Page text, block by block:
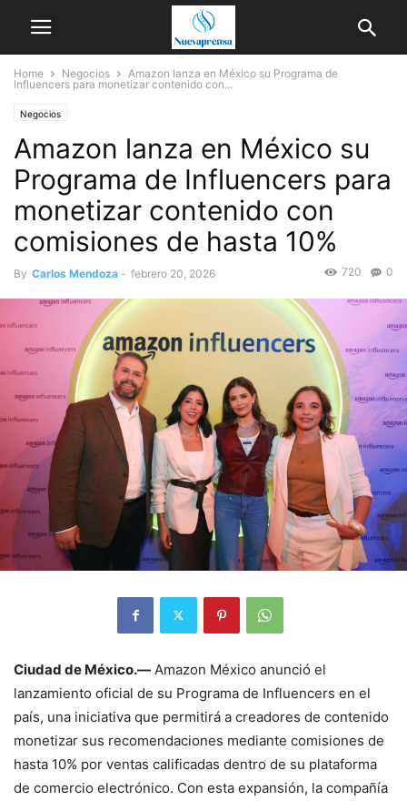
Home Negocios
Amazon lanza en México su Programa de
Influencers para monetizar contenido con...
Negocios
Amazon lanza en México su
Programa de Influencers para
monetizar contenido con
comisiones de hasta 10%
By Carlos Mendoza - febrero 20, 2026 0
720
Ciudad de México.— Amazon México anunció el
lanzamiento oficial de su Programa de Influencers en el
país, una iniciativa que permitirá a creadores de contenido
monetizar sus recomendaciones mediante comisiones de
hasta 10% por ventas calificadas dentro de su plataforma
de comercio electrónico. Con esta expansión, la compañía